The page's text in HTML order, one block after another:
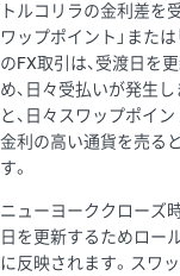
トルコリラの金利差を
ワップポイント」また
のFX取引は、受渡日を
め、日々受払いが発生
と、日々スワップポイ
金利の高い通貨を売る
す。
ニューヨーククローズ
日を更新するためロー
に反映されます。スワ